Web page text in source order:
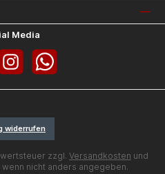
Media
InstagramWhatsApp
widerrufen
zzgl. Versandkosten und
nicht anders angegeben.